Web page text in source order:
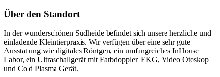
Über den Standort
In der wunderschönen Südheide befindet sich unsere herzliche und
einladende Kleintierpraxis. Wir verfügen über eine sehr gute
Ausstattung wie digitales Röntgen, ein umfangreiches InHouse
Labor, ein Ultraschallgerät mit Farbdoppler, EKG, Video Otoskop
und Cold Plasma Gerät.